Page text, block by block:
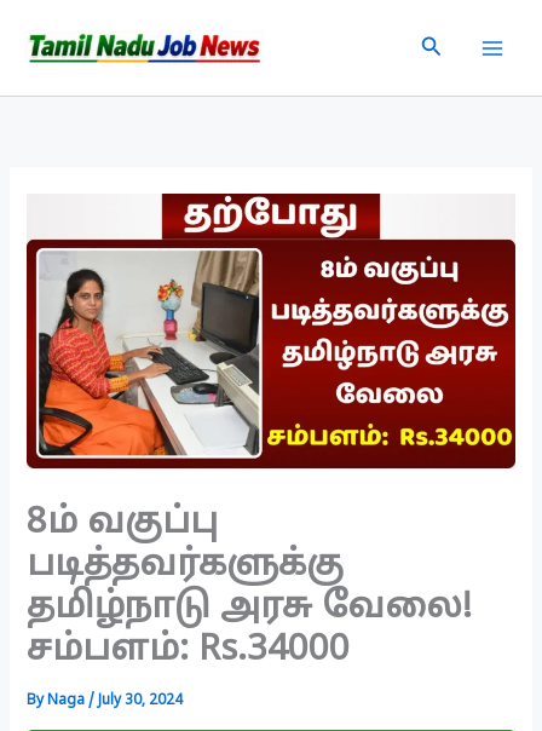
Search
8ம் வகுப்பு
படித்தவர்களுக்கு
தமிழ்நாடு அரசு வேலை!
சம்பளம்: Rs.34000
ByNaga/ July 30, 2024